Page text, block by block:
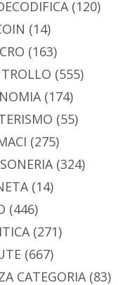
(120)
(14)
(163)
(555)
(174)
(55)
(275)
(324)
(14)
(446)
(271)
(667)
CATEGORIA(83)